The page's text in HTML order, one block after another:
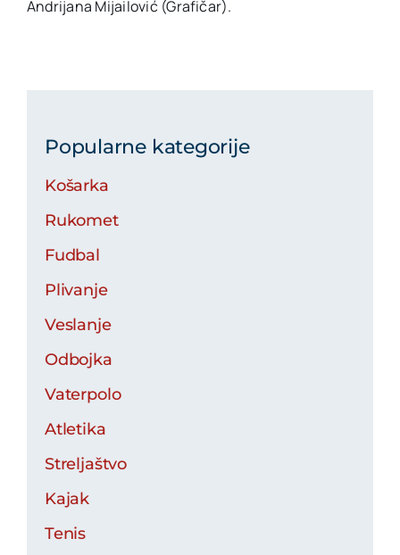
Andrijana Mijailović (Grafičar).
Popularne kategorije
Košarka
Rukomet
Fudbal
Plivanje
Veslanje
Odbojka
Vaterpolo
Atletika
Streljaštvo
Kajak
Tenis